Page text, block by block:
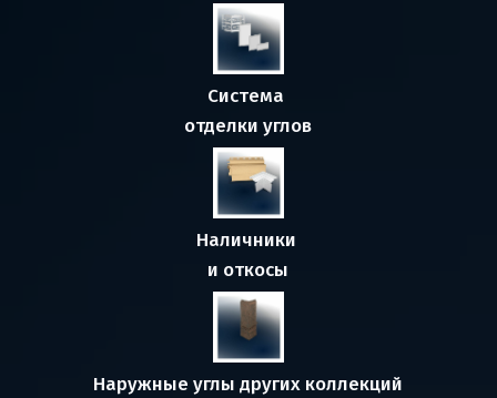
Система
отделки углов
Наличники
и откосы
Наружные углы других коллекций